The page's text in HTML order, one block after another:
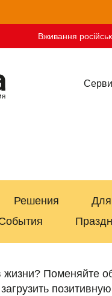
Вживання
Решения Для
Поменяйте